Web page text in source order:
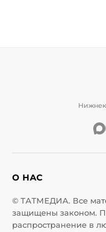
О НАС
© ТАТМЕДИА. Все
защищены законом.
распространение в